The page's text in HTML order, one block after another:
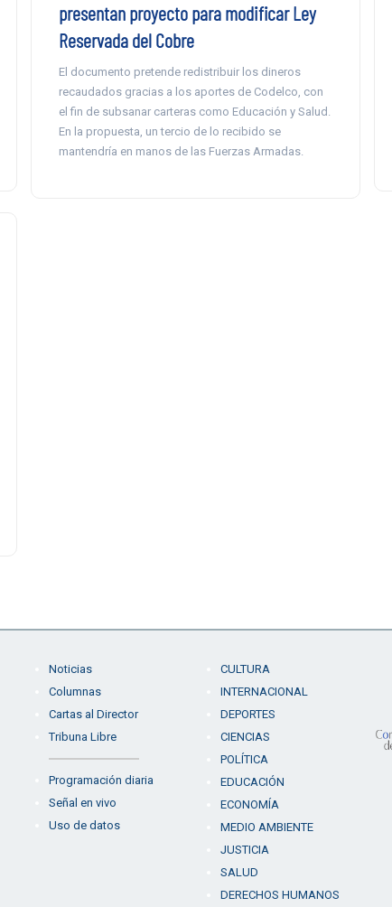
presentan proyecto para modificar Ley
Reservada del Cobre
El documento pretende redistribuir los dineros
recaudados gracias a los aportes de Codelco, con
el fin de subsanar carteras como Educación y Salud.
En la propuesta, un tercio de lo recibido se
mantendría en manos de las Fuerzas Armadas.
Noticias
Columnas
Cartas al Director
Tribuna Libre
Programación diaria
Señal en vivo
Uso de datos
CULTURA
INTERNACIONAL
DEPORTES
CIENCIAS
POLÍTICA
EDUCACIÓN
ECONOMÍA
MEDIO AMBIENTE
JUSTICIA
SALUD
DERECHOS HUMANOS